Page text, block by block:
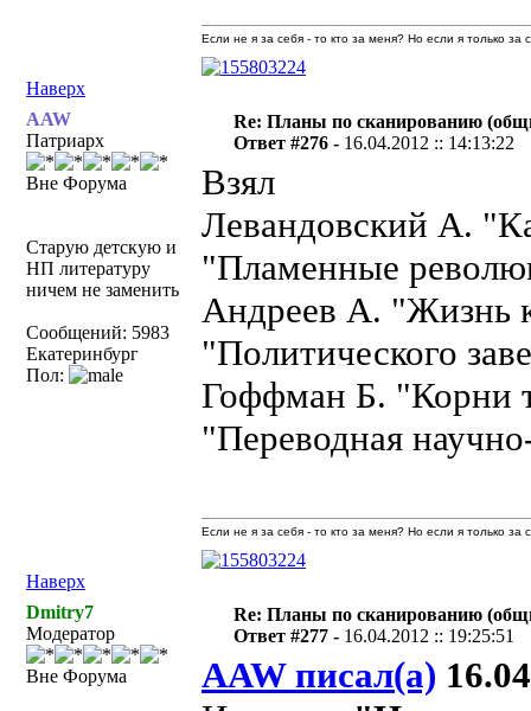
Наверх
Если не я за себя - то кто за меня? Но если я только
AAW
Патриарх
Вне Форума
Старую детскую и
НП литературу
ничем не заменить
Сообщений: 5983
Екатеринбург
Пол:
Re: Планы по сканированию
Ответ #276 - 16.04.2012 :: 14:13:22
Взял
Левандовский А.
"Пламенные
Андреев А. "Жизнь
"Политического
Гоффман Б. "Корни
"Переводная
Наверх
Если не я за себя - то кто за меня? Но если я только
Dmitry7
Модератор
Вне Форума
Re: Планы по сканированию
Ответ #277 - 16.04.2012 :: 19:25:51
AAW писал(а)